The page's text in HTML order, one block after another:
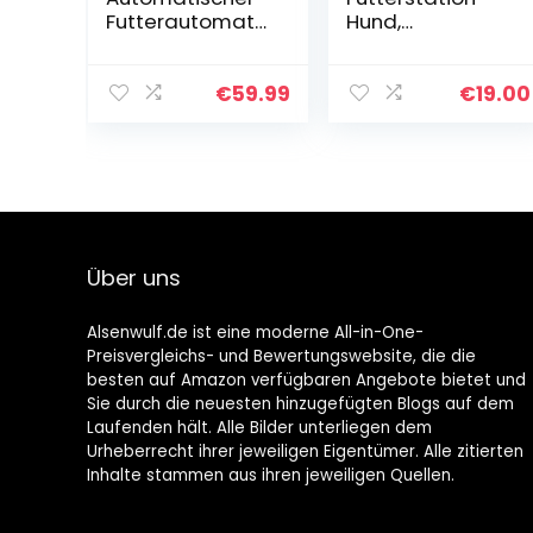
Futterautomat
Automatischer
Steuerung)
€59.99
Hund,
cm), Hundebar
kleine oder
€19.00
Über uns
Alsenwulf.de ist eine moderne All-in-One-
Preisvergleichs- und Bewertungswebsite, die die
besten auf Amazon verfügbaren Angebote bietet und
Sie durch die neuesten hinzugefügten Blogs auf dem
Laufenden hält. Alle Bilder unterliegen dem
Urheberrecht ihrer jeweiligen Eigentümer. Alle zitierten
Inhalte stammen aus ihren jeweiligen Quellen.